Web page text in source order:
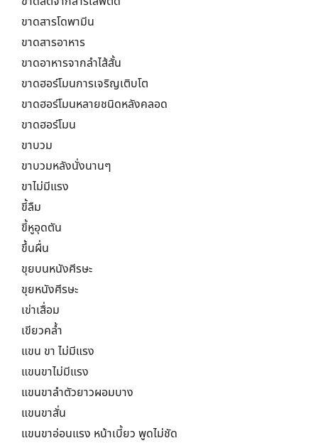
ขาดสารโดพามีน
ขาดสารอาหาร
ขาดอาหารจากลำไส้สั้น
ขาดฮอร์โมนการเจริญเติบโต
ขาดฮอร์โมนหลายชนิดหลังคลอด
ขาดฮอร์โมน
ขาบวม
ขาบวมหลังนั่งนานๆ
ขาไม่มีแรง
ขี้ลืม
ขี้หูอุดตัน
ขึ้นผื่น
ขุยบนหนังศีรษะ
ขุยหนังศีรษะ
เข่าเสื่อม
เขียวคล้ำ
แขน ขา ไม่มีแรง
แขนขาไม่มีแรง
แขนขาลำตัวยาวผอมบาง
แขนขาสั่น
แขนขาอ่อนแรง หน้าเบี้ยว พูดไม่ชัด